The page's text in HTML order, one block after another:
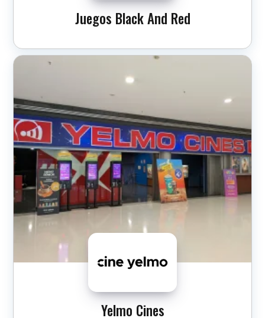
Juegos Black And Red
Yelmo Cines